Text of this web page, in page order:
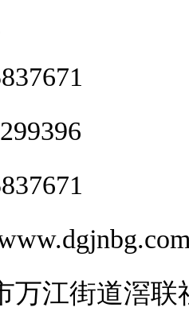
万江街道滘联